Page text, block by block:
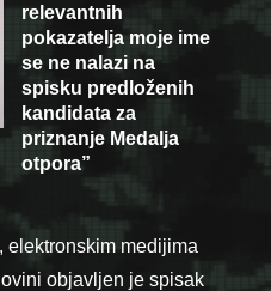
relevantnih
pokazatelja moje ime
se ne nalazi na
spisku predloženih
kandidata za
priznanje Medalja
otpora”
elektronskim medijima
objavljen je spisak